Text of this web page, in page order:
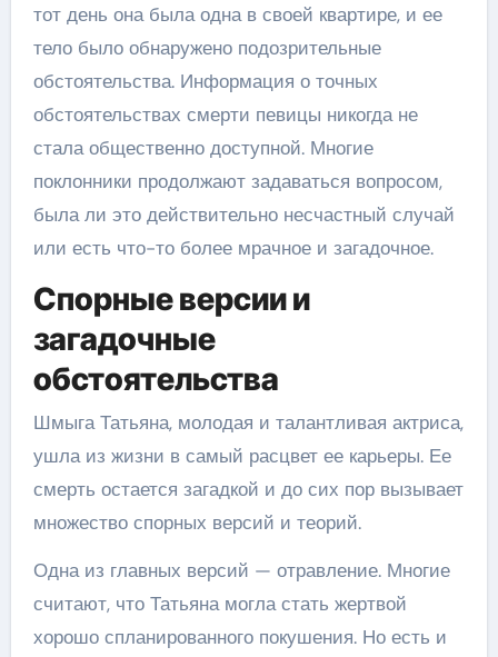
тот день она была одна в своей квартире, и ее
тело было обнаружено подозрительные
обстоятельства. Информация о точных
обстоятельствах смерти певицы никогда не
стала общественно доступной. Многие
поклонники продолжают задаваться вопросом,
была ли это действительно несчастный случай
или есть что-то более мрачное и загадочное.
Спорные версии и
загадочные
обстоятельства
Шмыга Татьяна, молодая и талантливая актриса,
ушла из жизни в самый расцвет ее карьеры. Ее
смерть остается загадкой и до сих пор вызывает
множество спорных версий и теорий.
Одна из главных версий — отравление. Многие
считают, что Татьяна могла стать жертвой
хорошо спланированного покушения. Но есть и